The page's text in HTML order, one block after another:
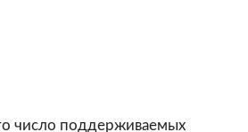
число поддерживаемых